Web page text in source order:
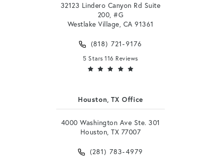
32123 Lindero Canyon Rd Suite
200, #G
Westlake Village, CA 91361
(818) 721-9176
5 Stars 116 Reviews
Houston, TX Office
4000 Washington Ave Ste. 301
Houston, TX 77007
(281) 783-4979